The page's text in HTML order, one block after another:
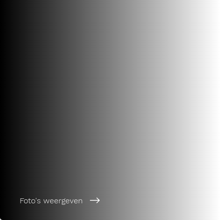
Foto's weergeven